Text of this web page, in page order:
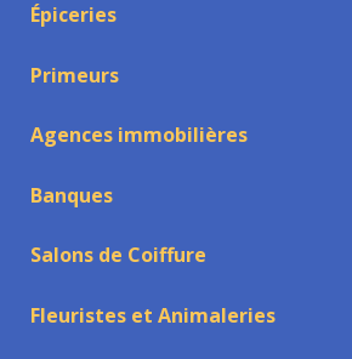
Épiceries
Primeurs
Agences immobilières
Banques
Salons de Coiffure
Fleuristes et Animaleries